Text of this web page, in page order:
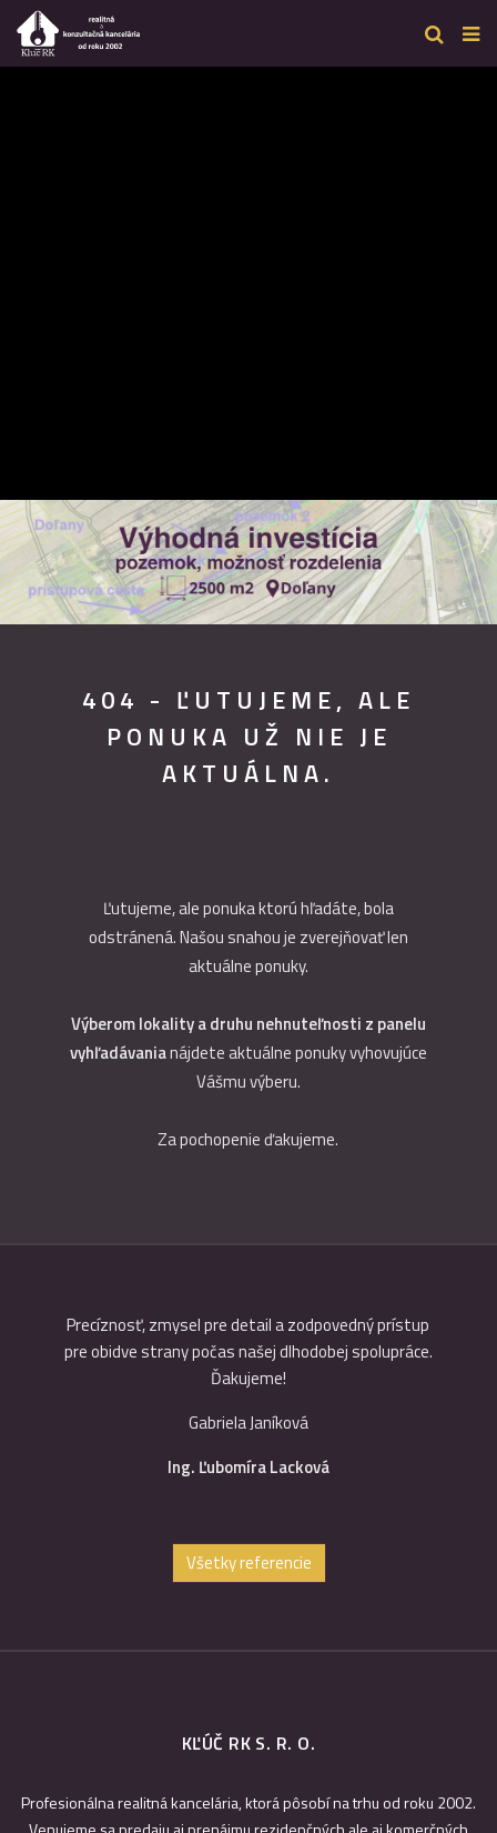
404 - ĽUTUJEME, ALE
PONUKA UŽ NIE JE
AKTUÁLNA.
Ľutujeme, ale ponuka ktorú hľadáte, bola
odstránená. Našou snahou je zverejňovať len
aktuálne ponuky.
Výberom lokality a druhu nehnuteľnosti z panelu
vyhľadávanianájdete aktuálne ponuky vyhovujúce
Vášmu výberu.
Za pochopenie ďakujeme.
Precíznosť, zmysel pre detail a zodpovedný prístup
pre obidve strany počas našej dlhodobej spolupráce.
Ďakujeme!
Gabriela Janíková
Ing. Ľubomíra Lacková
Všetky referencie
KĽÚČ RK S. R. O.
Profesionálna realitná kancelária, ktorá pôsobí na trhu od roku 2002.